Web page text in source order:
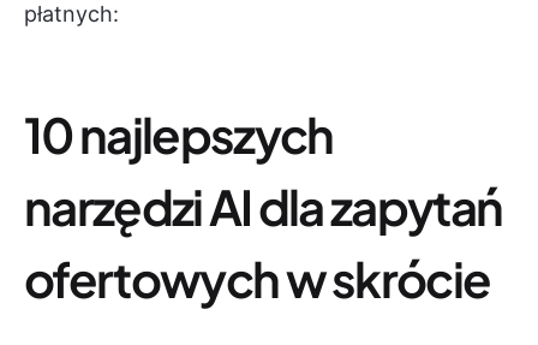
płatnych:
10 najlepszych
narzędzi AI dla zapytań
ofertowych w skrócie